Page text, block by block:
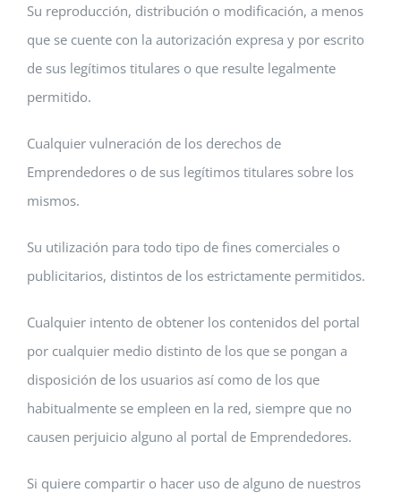
Su reproducción, distribución o modificación, a menos
que se cuente con la autorización expresa y por escrito
de sus legítimos titulares o que resulte legalmente
permitido.
Cualquier vulneración de los derechos de
Emprendedores o de sus legítimos titulares sobre los
mismos.
Su utilización para todo tipo de fines comerciales o
publicitarios, distintos de los estrictamente permitidos.
Cualquier intento de obtener los contenidos del portal
por cualquier medio distinto de los que se pongan a
disposición de los usuarios así como de los que
habitualmente se empleen en la red, siempre que no
causen perjuicio alguno al portal de Emprendedores.
Si quiere compartir o hacer uso de alguno de nuestros